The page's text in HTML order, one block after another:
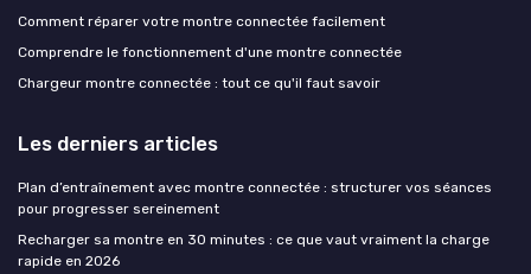
Comment réparer votre montre connectée facilement
Comprendre le fonctionnement d'une montre connectée
Chargeur montre connectée : tout ce qu'il faut savoir
Les derniers articles
Plan d’entraînement avec montre connectée : structurer vos séances
pour progresser sereinement
Recharger sa montre en 30 minutes : ce que vaut vraiment la charge
rapide en 2026